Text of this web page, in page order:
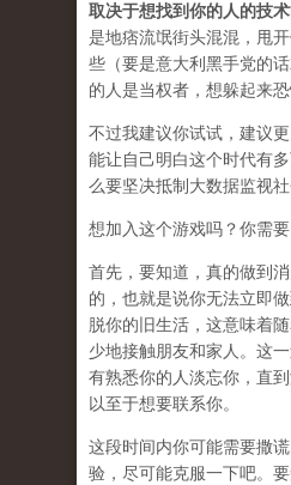
取决于想找到你的人的技
是地痞流氓街头混混，甩
些（要是意大利黑手党的
的人是当权者，想躲起来恐
不过我建议你试试，建议
能让自己明白这个时代有
么要坚决抵制大数据监视社
想加入这个游戏吗？你需
首先，要知道，真的做到
的，也就是说你无法立即
脱你的旧生活，这意味着
少地接触朋友和家人。这
有熟悉你的人淡忘你，直
以至于想要联系你。
这段时间内你可能需要撒谎
验，尽可能克服一下吧。